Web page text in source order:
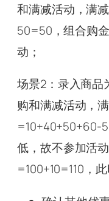
和满减活动，满
50=50，组合购
动；
场景2：录入商品
购和满减活动，
=10+40+50+60-
低，故不参加活
=100+10=110，